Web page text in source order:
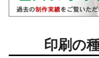
印刷の